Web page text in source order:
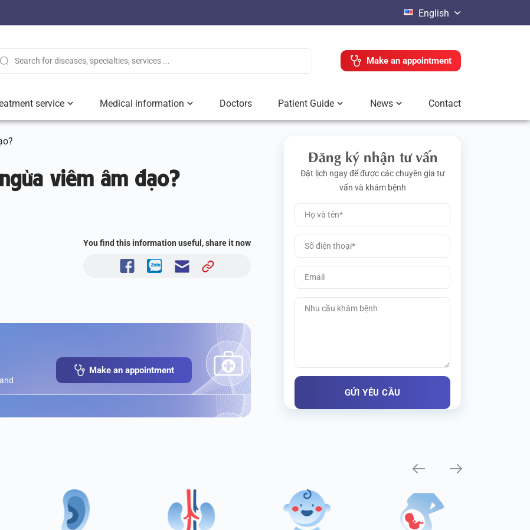
English
Make an appointment
service Medical information Doctors Patient Guide News Contact
viêm âm đạo?
You find this information useful, share it now
Make an appointment
Đăng ký nhận tư vấn
Đặt lịch ngay để được các chuyên gia tư
vấn và khám bệnh